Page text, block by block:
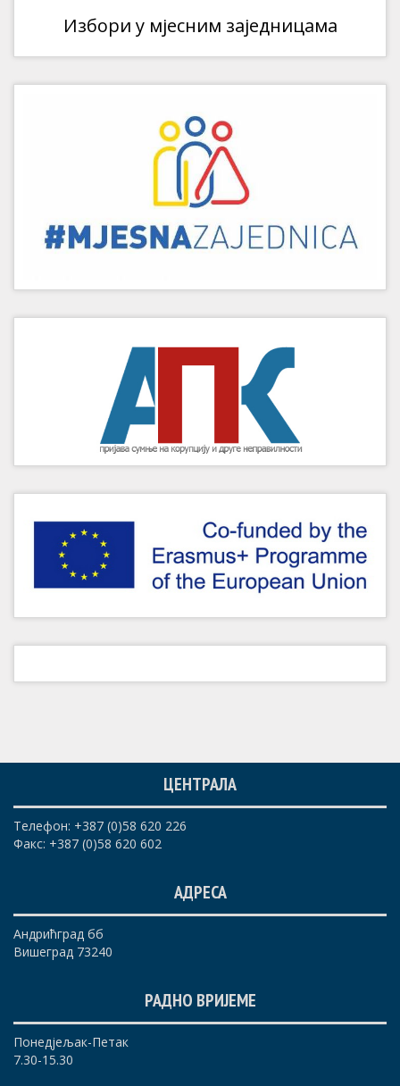
Избори у мјесним заједницама
ЦЕНТРАЛА
Телефон: +387 (0)58 620 226
Факс: +387 (0)58 620 602
АДРЕСА
Андрићград бб
Вишеград 73240
РАДНО ВРИЈЕМЕ
Понедјељак-Петак
7.30-15.30